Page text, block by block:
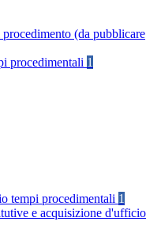
(da pubblicare
procedimentali 1
tempi procedimentali 1
e acquisizione d'ufficio